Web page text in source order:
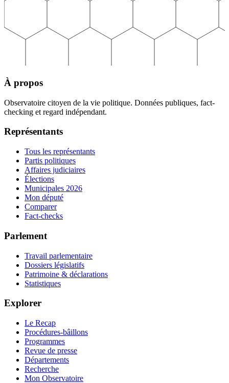
À propos
Observatoire citoyen de la vie politique. Données publiques, fact-
checking et regard indépendant.
Représentants
Tous les représentants
Partis politiques
Affaires judiciaires
Élections
Municipales 2026
Mon député
Comparer
Fact-checks
Parlement
Travail parlementaire
Dossiers législatifs
Patrimoine & déclarations
Statistiques
Explorer
Le Recap
Procédures-bâillons
Programmes
Revue de presse
Départements
Recherche
Mon Observatoire